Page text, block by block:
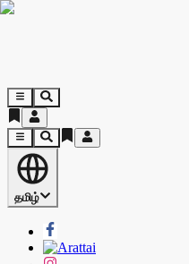
தமிழ்